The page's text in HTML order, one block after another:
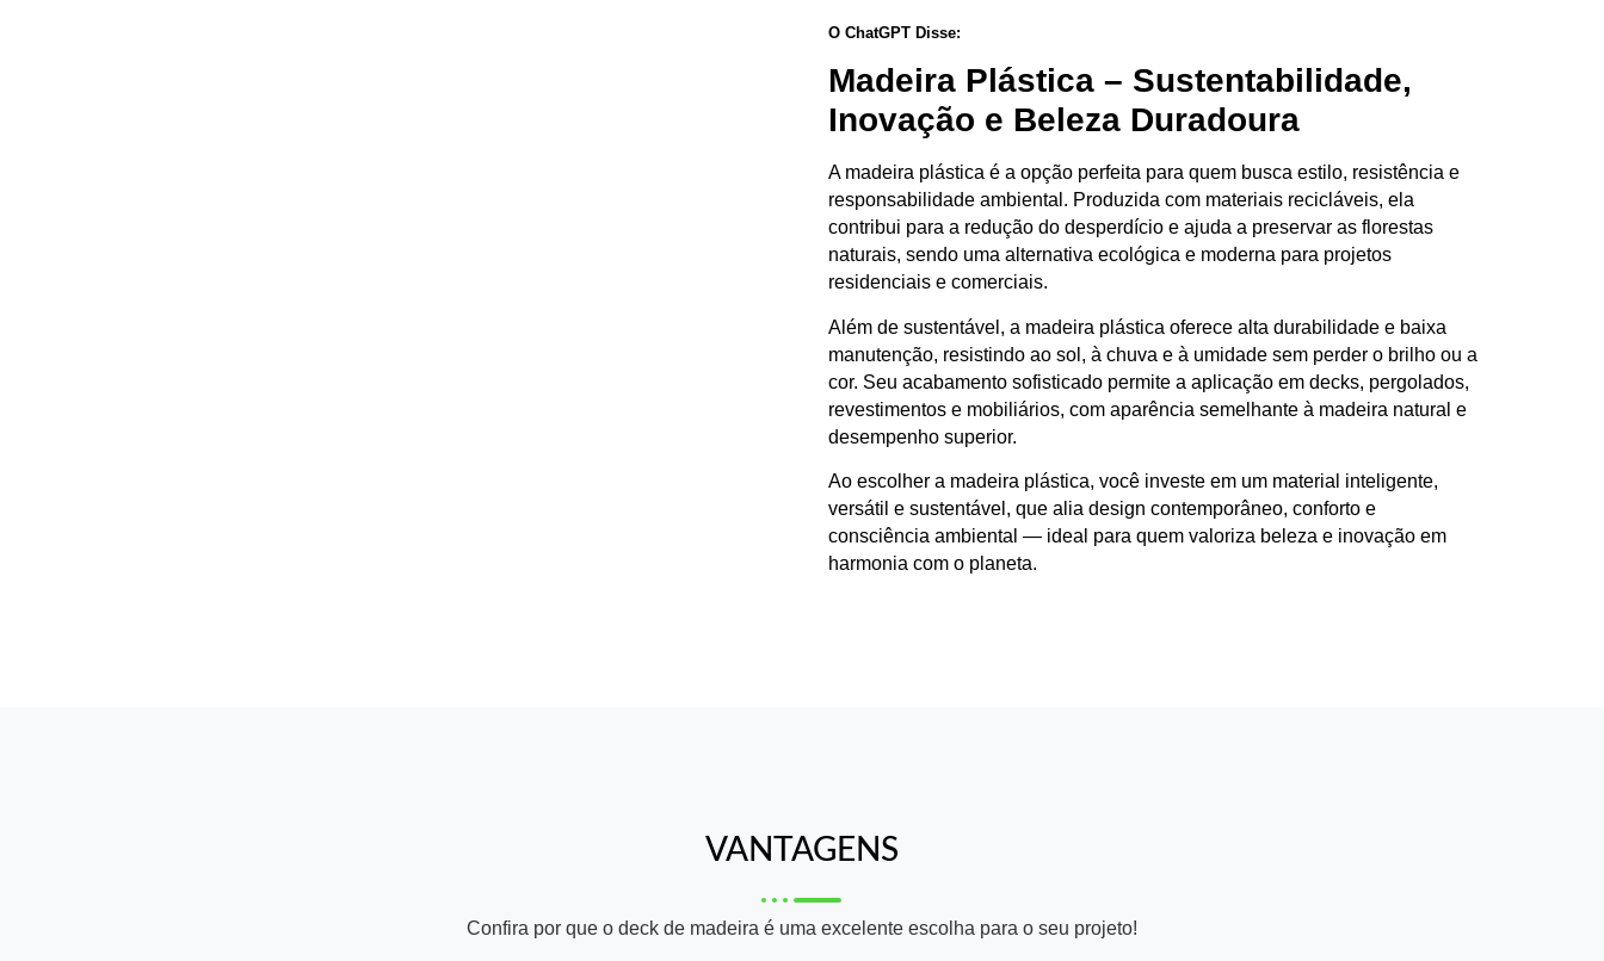
O ChatGPT Disse:
Madeira Plástica – Sustentabilidade,
Inovação e Beleza Duradoura
A madeira plástica é a opção perfeita para quem busca estilo, resistência e
responsabilidade ambiental . Produzida com materiais recicláveis, ela
contribui para a redução do desperdícioe ajuda a preservar as florestas
naturais, sendo uma alternativa ecológica e moderna para projetos
residenciais e comerciais.
Além de sustentável, a madeira plástica oferece alta durabilidade e baixa
manutenção, resistindo ao sol, à chuva e à umidade sem perder o brilho ou a
cor. Seu acabamento sofisticado permite a aplicação em decks, pergolados,
revestimentos e mobiliários, com aparência semelhante à madeira natural e
desempenho superior.
Ao escolher a madeira plástica, você investe em um material inteligente,
versátil e sustentável , que alia design contemporâneo, conforto e
consciência ambiental — ideal para quem valoriza beleza e inovação em
harmonia com o planeta.
VANTAGENS
Confira por que o deck de madeira é uma excelente escolha para o seu projeto!